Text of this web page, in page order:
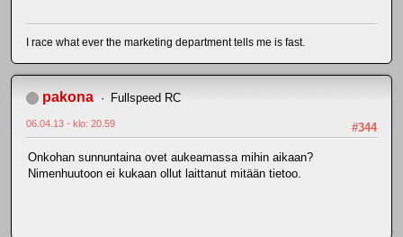
I race what ever the marketing department tells me is fast.
pakona Fullspeed RC
#344
06.04.13 - klo: 20.59
Onkohan sunnuntaina ovet aukeamassa mihin aikaan?
Nimenhuutoon ei kukaan ollut laittanut mitään tietoo.